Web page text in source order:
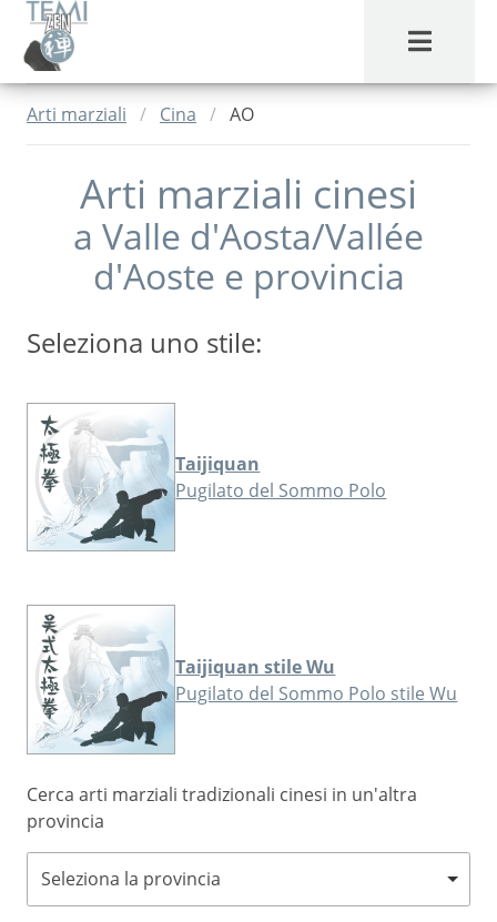
MENU
Arti marziali Cina AO
Arti marziali cinesi
a Valle d'Aosta/Vallée
d'Aoste e provincia
Seleziona uno stile:
Taijiquan
Pugilato del Sommo Polo
Taijiquan stile Wu
Pugilato del Sommo Polo stile Wu
Cerca arti marziali tradizionali cinesi in un'altra
provincia
Seleziona la provincia